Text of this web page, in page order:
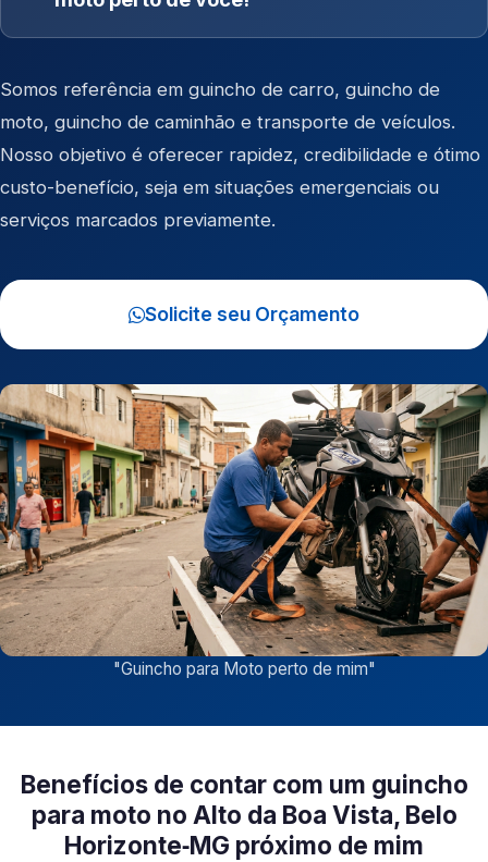
Somos referência em guincho de carro, guincho de
moto, guincho de caminhão e transporte de veículos.
Nosso objetivo é oferecer rapidez, credibilidade e ótimo
custo-benefício, seja em situações emergenciais ou
serviços marcados previamente.
Solicite seu Orçamento
"Guincho para Moto perto de mim"
Benefícios de contar com um guincho
para moto no Alto da Boa Vista, Belo
Horizonte‑MG próximo de mim